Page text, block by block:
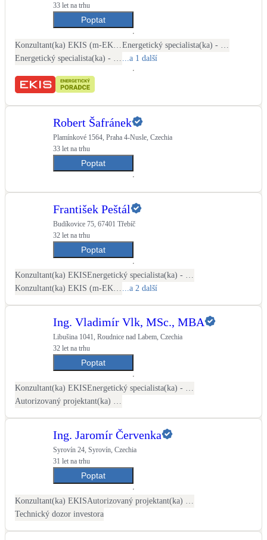
33 let na trhu
Poptat
...a 1 další
Robert Šafránek
Plamínkové 1564, Praha 4-Nusle, Czechia
33 let na trhu
Poptat
František Peštál
Budíkovice 75, 67401 Třebíč
32 let na trhu
Poptat
Konzultant(ka) EKIS
...a 2 další
Ing. Vladimír Vlk, MSc., MBA
Libušina 1041, Roudnice nad Labem, Czechia
32 let na trhu
Poptat
Konzultant(ka) EKIS
Ing. Jaromír Červenka
Syrovín 24, Syrovín, Czechia
31 let na trhu
Poptat
Konzultant(ka) EKIS
Technický dozor investora